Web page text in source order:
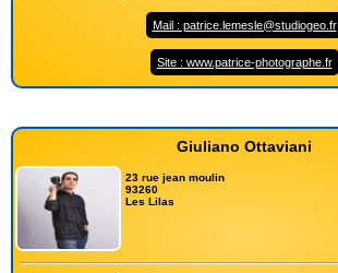
Mail : patrice.lemesle@studiogeo.fr
Site : www.patrice-photographe.fr
Giuliano Ottaviani
23 rue jean moulin
93260
Les Lilas